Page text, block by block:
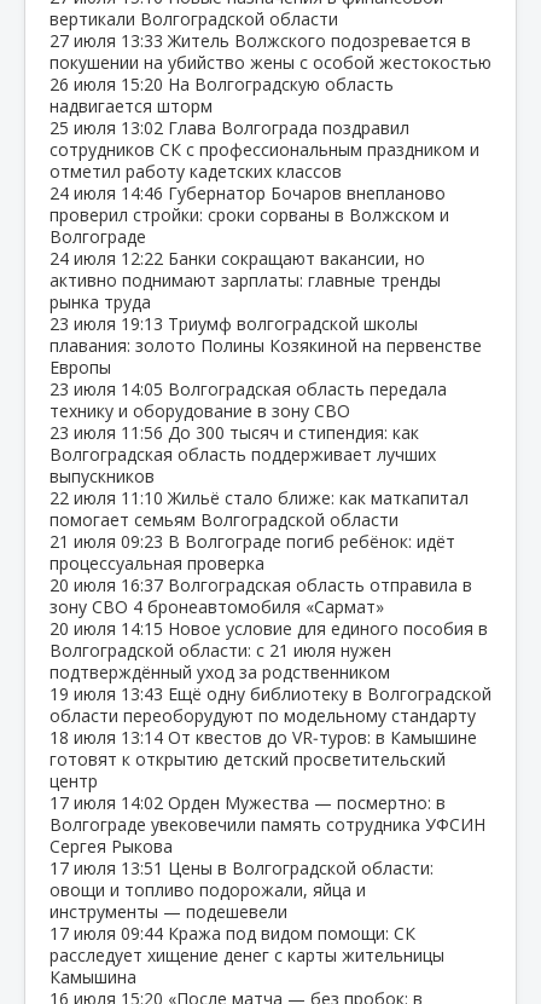
вертикали Волгоградской области
27 июля 13:33 Житель Волжского подозревается в
покушении на убийство жены с особой жестокостью
26 июля 15:20 На Волгоградскую область
надвигается шторм
25 июля 13:02 Глава Волгограда поздравил
сотрудников СК с профессиональным праздником и
отметил работу кадетских классов
24 июля 14:46 Губернатор Бочаров внепланово
проверил стройки: сроки сорваны в Волжском и
Волгограде
24 июля 12:22 Банки сокращают вакансии, но
активно поднимают зарплаты: главные тренды
рынка труда
23 июля 19:13 Триумф волгоградской школы
плавания: золото Полины Козякиной на первенстве
Европы
23 июля 14:05 Волгоградская область передала
технику и оборудование в зону СВО
23 июля 11:56 До 300 тысяч и стипендия: как
Волгоградская область поддерживает лучших
выпускников
22 июля 11:10 Жильё стало ближе: как маткапитал
помогает семьям Волгоградской области
21 июля 09:23 В Волгограде погиб ребёнок: идёт
процессуальная проверка
20 июля 16:37 Волгоградская область отправила в
зону СВО 4 бронеавтомобиля «Сармат»
20 июля 14:15 Новое условие для единого пособия в
Волгоградской области: с 21 июля нужен
подтверждённый уход за родственником
19 июля 13:43 Ещё одну библиотеку в Волгоградской
области переоборудуют по модельному стандарту
18 июля 13:14 От квестов до VR‑туров: в Камышине
готовят к открытию детский просветительский
центр
17 июля 14:02 Орден Мужества — посмертно: в
Волгограде увековечили память сотрудника УФСИН
Сергея Рыкова
17 июля 13:51 Цены в Волгоградской области:
овощи и топливо подорожали, яйца и
инструменты — подешевели
17 июля 09:44 Кража под видом помощи: СК
расследует хищение денег с карты жительницы
Камышина
16 июля 15:20 «После матча — без пробок: в